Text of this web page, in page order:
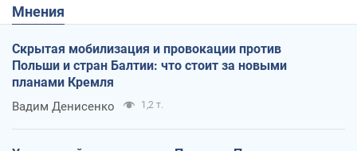
Мнения
Скрытая мобилизация и провокации против
Польши и стран Балтии: что стоит за новыми
планами Кремля
Вадим Денисенко 1,2 т.